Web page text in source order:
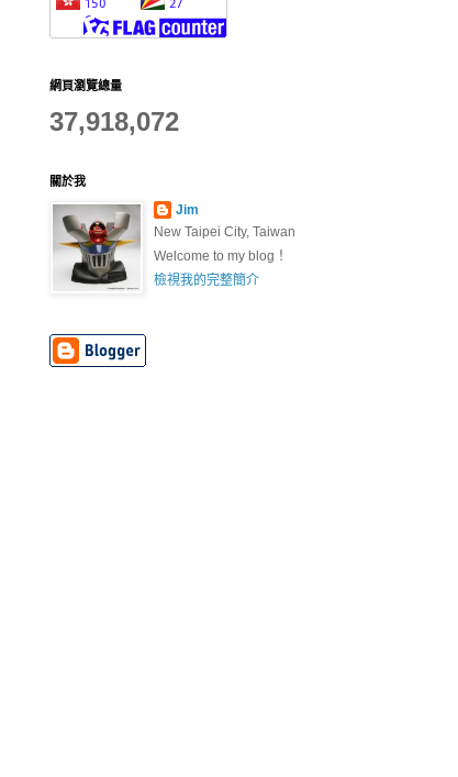
網頁瀏覽總量
37,918,072
關於我
Jim
New Taipei City, Taiwan
Welcome to my blog！
檢視我的完整簡介